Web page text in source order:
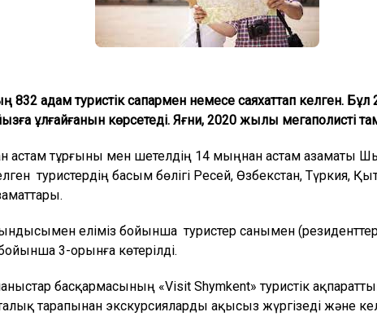
адам туристік сапармен немесе саяхаттап келген.
ұлғайғанын көрсетеді. Яғни, 2020 жылы мегаполисті
тұрғыны мен шетелдің 14 мыңнан астам азаматы
туристердің басым бөлігі Ресей, Өзбекстан, Түркия,
еліміз бойынша туристер санымен
3-орынға көтерілді.
басқармасының «Visit Shymkent» туристік
тарапынан экскурсияларды ақысыз жүргізеді және